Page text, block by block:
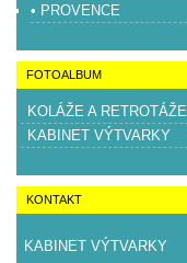
• PROVENCE
FOTOALBUM
KOLÁŽE A RETROTÁŽE
KABINET VÝTVARKY
KONTAKT
KABINET VÝTVARKY